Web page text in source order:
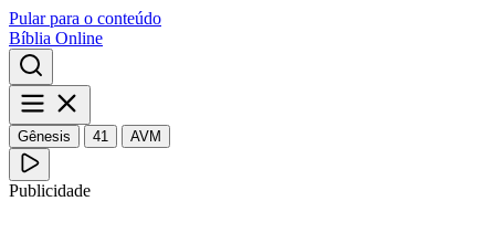
Pular para o conteúdo
Bíblia Online
Gênesis 41 AVM
Publicidade